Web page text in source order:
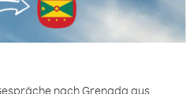
nach Grenada aus